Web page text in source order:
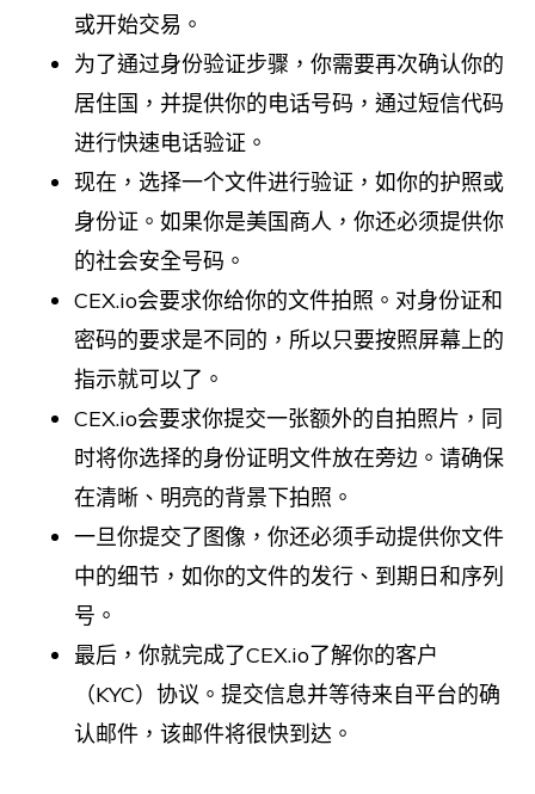
或开始交易。
为了通过身份验证步骤，你需要再次确认你的
居住国，并提供你的电话号码，通过短信代码
进行快速电话验证。
现在，选择一个文件进行验证，如你的护照或
身份证。如果你是美国商人，你还必须提供你
的社会安全号码。
CEX.io会要求你给你的文件拍照。对身份证和
密码的要求是不同的，所以只要按照屏幕上的
指示就可以了。
CEX.io会要求你提交一张额外的自拍照片，同
时将你选择的身份证明文件放在旁边。请确保
在清晰、明亮的背景下拍照。
一旦你提交了图像，你还必须手动提供你文件
中的细节，如你的文件的发行、到期日和序列
号。
最后，你就完成了CEX.io了解你的客户
（KYC）协议。提交信息并等待来自平台的确
认邮件，该邮件将很快到达。